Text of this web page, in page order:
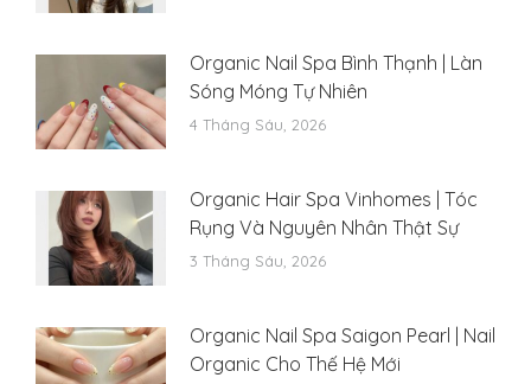
Organic Nail Spa Bình Thạnh | Làn
Sóng Móng Tự Nhiên
4 Tháng Sáu, 2026
Organic Hair Spa Vinhomes | Tóc
Rụng Và Nguyên Nhân Thật Sự
3 Tháng Sáu, 2026
Organic Nail Spa Saigon Pearl | Nail
Organic Cho Thế Hệ Mới